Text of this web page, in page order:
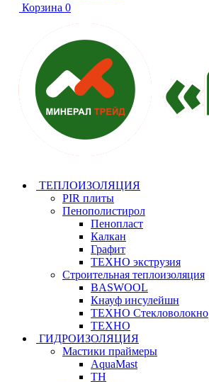
Корзина 0
ТЕПЛОИЗОЛЯЦИЯ
PIR плиты
Пенополистирол
Пенопласт
Калкан
Графит
ТЕХНО экструзия
Строительная теплоизоляция
BASWOOL
Кнауф инсулейшн
ТЕХНО Стекловолокно
ТЕХНО
ГИДРОИЗОЛЯЦИЯ
Мастики праймеры
AquaMast
ТН